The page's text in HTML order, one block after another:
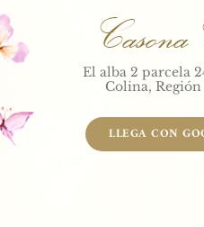
Casona
El alba 2 parcela
Colina,
LLEGA CON